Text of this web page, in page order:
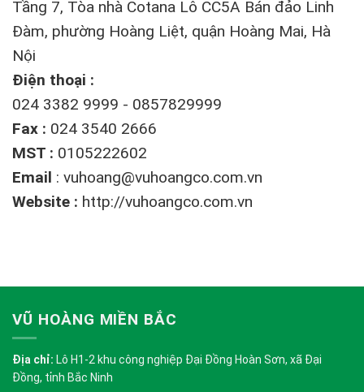
Tầng 7, Tòa nhà Cotana Lô CC5A Bán đảo Linh
Đàm, phường Hoàng Liệt, quận Hoàng Mai, Hà
Nội
Điện thoại :
024 3382 9999 - 0857829999
Fax : 024 3540 2666
MST : 0105222602
Email : vuhoang@vuhoangco.com.vn
Website : http://vuhoangco.com.vn
VŨ HOÀNG MIỀN BẮC
Địa chỉ: Lô H1-2 khu công nghiệp Đại Đồng Hoàn Sơn, xã Đại
Đồng, tỉnh Bắc Ninh